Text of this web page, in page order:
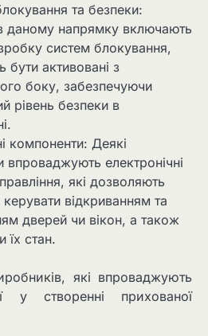
та безпеки:
в даному напрямку включають
систем блокування,
бути активовані з
боку, забезпечуючи
рівень безпеки в
компоненти: Деякі
впроваджують електронічні
які дозволяють
керувати відкриванням та
дверей чи вікон, а також
їх стан.
які впроваджують
у створенні прихованої